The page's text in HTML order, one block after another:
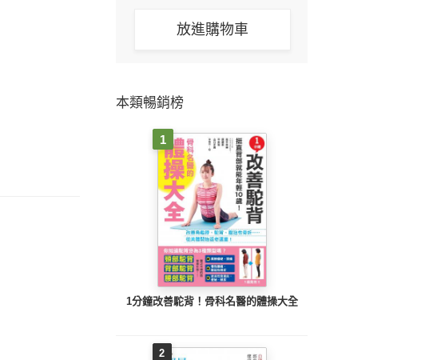
放進購物車
本類暢銷榜
1
1分鐘改善駝背！骨科名醫的體操大全
2